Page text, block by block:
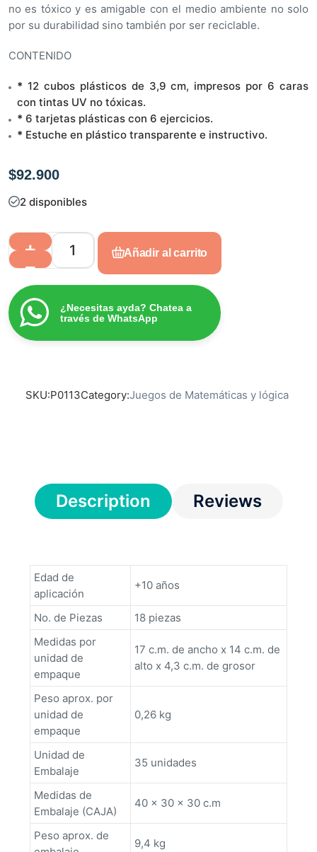
no es tóxico y es amigable con el medio ambiente no solo
por su durabilidad sino también por ser reciclable.
CONTENIDO
* 12 cubos plásticos de 3,9 cm, impresos por 6 caras
con tintas UV no tóxicas.
* 6 tarjetas plásticas con 6 ejercicios.
* Estuche en plástico transparente e instructivo.
$92.900
2 disponibles
Añadir al carrito
¿Necesitas ayda? Chatea a
través de WhatsApp
SKU:P0113Category:Juegos de Matemáticas y lógica
Description Reviews
Edad de
aplicación
+10 años
No. de Piezas
18 piezas
Medidas por
unidad de
empaque
17 c.m. de ancho x 14 c.m. de
alto x 4,3 c.m. de grosor
Peso aprox. por
unidad de
empaque
0,26 kg
Unidad de
Embalaje
35 unidades
Medidas de
Embalaje (CAJA)
40 x 30 x 30 c.m
Peso aprox. de
9,4 kg